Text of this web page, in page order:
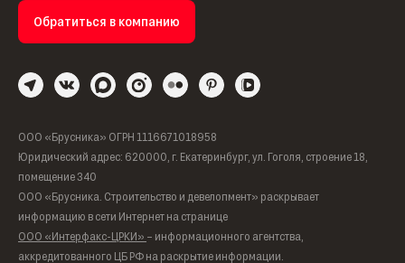
Обратиться в компанию
ООО «Брусника» ОГРН 1116671018958
Юридический адрес: 620000, г. Екатеринбург, ул. Гоголя, строение 18,
помещение 340
ООО «Брусника. Строительство и девелопмент» раскрывает
информацию в сети Интернет на странице
ООО «Интерфакс-ЦРКИ» – информационного агентства,
аккредитованного ЦБ РФ на раскрытие информации.